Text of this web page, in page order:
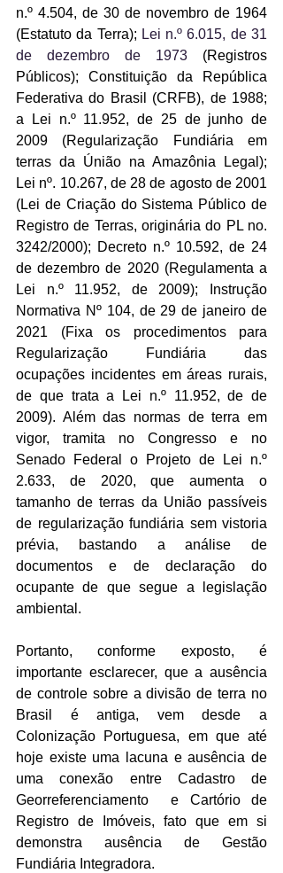
n.º 4.504, de 30 de novembro de 1964
(Estatuto da Terra); Lei n.º 6.015, de 31
de dezembro de 1973 (Registros
Públicos); Constituição da República
a
Lei n.º 11.952, de 25 de junho de
2009 (Regularização Fundiária em
terras da Únião na Amazônia Legal);
Lei nº. 10.267, de 28 de agosto de 2001
(Lei de Criação do Sistema Público de
Registro de Terras, originária do PL no.
3242/2000); Decreto n.º 10.592, de 24
de dezembro de 2020 (Regulamenta a
Lei n.º 11.952, de 2009); Instrução
Normativa Nº 104, de 29 de janeiro de
2021 (Fixa os procedimentos para
Regularização Fundiária das
ocupações incidentes em áreas rurais,
de que trata a Lei n.º 11.952, de de
2009). Além das normas de terra em
vigor, tramita no Congresso e no
Senado Federal o Projeto de Lei n.º
2.633, de 2020, que aumenta o
tamanho de terras da União passíveis
de regularização fundiária sem vistoria
prévia, bastando a análise de
documentos e de declaração do
ocupante de que segue a legislação
ambiental.
Portanto, conforme exposto, é
importante esclarecer, que a ausência
de controle sobre a divisão de terra no
Brasil é antiga, vem desde a
Colonização Portuguesa, em que até
hoje existe uma lacuna e ausência de
uma conexão entre Cadastro de
Georreferenciamento  e Cartório de
Registro de Imóveis, fato que em si
demonstra ausência de Gestão
Fundiária Integradora.